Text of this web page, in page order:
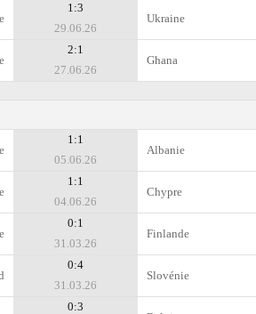
1:3
29.06.26
Ukraine
2:1
27.06.26
Ghana
1:1
05.06.26
Albanie
1:1
04.06.26
Chypre
0:1
31.03.26
Finlande
0:4
31.03.26
Slovénie
0:3